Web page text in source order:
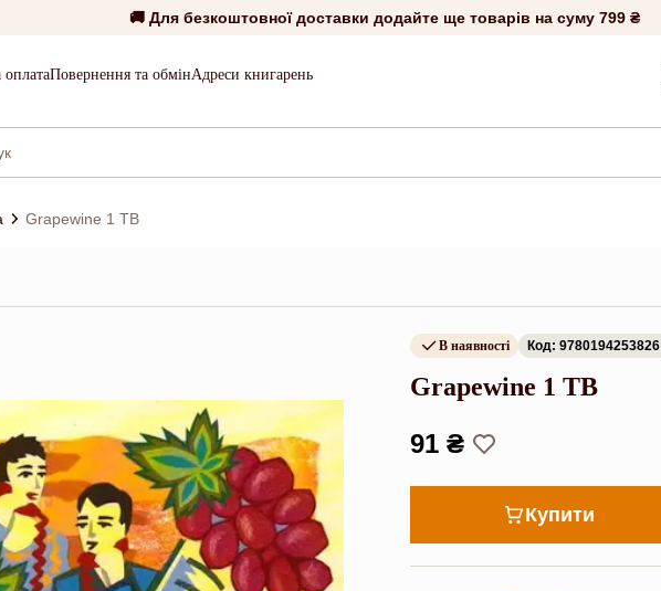
🚚 Для безкоштовної доставки додайте ще товарів на суму 799 ₴
оплатаПовернення та обмінАдреси книгарень
Grapewine 1 TB
В наявності Код: 9780194253826
Grapewine 1 TB
91 ₴
Купити